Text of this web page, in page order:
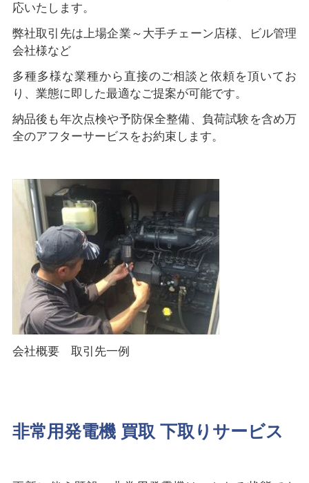
応いたします。
弊社取引先は上場企業～大手チェーン店様、ビル管理
会社様など
多種多様な業種から直接のご相談と依頼を頂いてお
り、業態に即した最適なご提案が可能です。
納品後も年次点検や予防保全整備、負荷試験を含め万
全のアフターサービスをお約束します。
会社概要 取引先一例
非常用発電機 買取 下取りサービス